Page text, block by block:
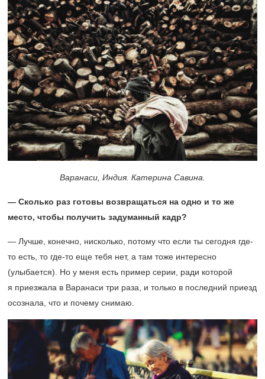
Варанаси, Индия. Катерина Савина.
— Сколько раз готовы возвращаться на одно и то же
место, чтобы получить задуманный кадр?
— Лучше, конечно, нисколько, потому что если ты сегодня где-
то есть, то где-то еще тебя нет, а там тоже интересно
(улыбается). Но у меня есть пример серии, ради которой
я приезжала в Варанаси три раза, и только в последний приезд
осознала, что и почему снимаю.